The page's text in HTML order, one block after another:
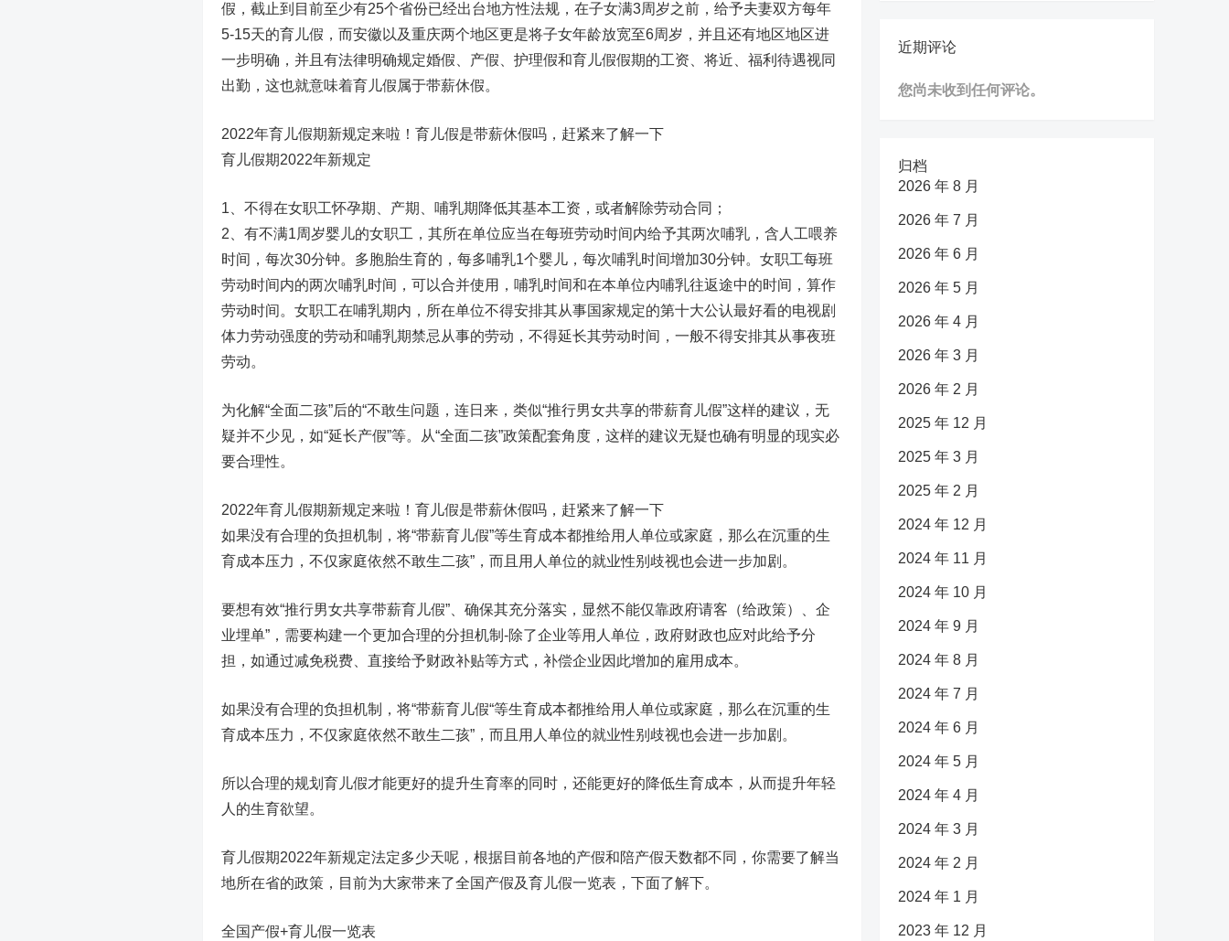
假，截止到目前至少有25个省份已经出台地方性法规，在子女满3周岁之前，给予夫妻双方每年
5-15天的育儿假，而安徽以及重庆两个地区更是将子女年龄放宽至6周岁，并且还有地区地区进
一步明确，并且有法律明确规定婚假、产假、护理假和育儿假假期的工资、将近、福利待遇视同
出勤，这也就意味着育儿假属于带薪休假。
2022年育儿假期新规定来啦！育儿假是带薪休假吗，赶紧来了解一下
育儿假期2022年新规定
1、不得在女职工怀孕期、产期、哺乳期降低其基本工资，或者解除劳动合同；
2、有不满1周岁婴儿的女职工，其所在单位应当在每班劳动时间内给予其两次哺乳，含人工喂养
时间，每次30分钟。多胞胎生育的，每多哺乳1个婴儿，每次哺乳时间增加30分钟。女职工每班
劳动时间内的两次哺乳时间，可以合并使用，哺乳时间和在本单位内哺乳往返途中的时间，算作
劳动时间。女职工在哺乳期内，所在单位不得安排其从事国家规定的第十大公认最好看的电视剧
体力劳动强度的劳动和哺乳期禁忌从事的劳动，不得延长其劳动时间，一般不得安排其从事夜班
劳动。
为化解“全面二孩”后的“不敢生问题，连日来，类似“推行男女共享的带薪育儿假”这样的建议，无
疑并不少见，如“延长产假”等。从“全面二孩”政策配套角度，这样的建议无疑也确有明显的现实必
要合理性。
2022年育儿假期新规定来啦！育儿假是带薪休假吗，赶紧来了解一下
如果没有合理的负担机制，将“带薪育儿假”等生育成本都推给用人单位或家庭，那么在沉重的生
育成本压力，不仅家庭依然不敢生二孩”，而且用人单位的就业性别歧视也会进一步加剧。
要想有效“推行男女共享带薪育儿假”、确保其充分落实，显然不能仅靠政府请客（给政策）、企
业埋单”，需要构建一个更加合理的分担机制-除了企业等用人单位，政府财政也应对此给予分
担，如通过减免税费、直接给予财政补贴等方式，补偿企业因此增加的雇用成本。
如果没有合理的负担机制，将“带薪育儿假“等生育成本都推给用人单位或家庭，那么在沉重的生
育成本压力，不仅家庭依然不敢生二孩”，而且用人单位的就业性别歧视也会进一步加剧。
所以合理的规划育儿假才能更好的提升生育率的同时，还能更好的降低生育成本，从而提升年轻
人的生育欲望。
育儿假期2022年新规定法定多少天呢，根据目前各地的产假和陪产假天数都不同，你需要了解当
地所在省的政策，目前为大家带来了全国产假及育儿假一览表，下面了解下。
全国产假+育儿假一览表
近期评论
您尚未收到任何评论。
归档
2026 年 8 月
2026 年 7 月
2026 年 6 月
2026 年 5 月
2026 年 4 月
2026 年 3 月
2026 年 2 月
2025 年 12 月
2025 年 3 月
2025 年 2 月
2024 年 12 月
2024 年 11 月
2024 年 10 月
2024 年 9 月
2024 年 8 月
2024 年 7 月
2024 年 6 月
2024 年 5 月
2024 年 4 月
2024 年 3 月
2024 年 2 月
2024 年 1 月
2023 年 12 月